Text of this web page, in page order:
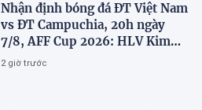
Nhận định bóng đá ĐT Việt Nam
vs ĐT Campuchia, 20h ngày
7/8, AFF Cup 2026: HLV Kim
Sang-sik tiết lộ kế hoạch nhân
2 giờ trước